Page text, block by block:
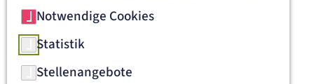
Navigationspfad
LORETTO-KRANKENHAUS FREIBURG
MEDIZINISCHES VERSORGUNGSZENTRUM AM LORETTO-KRANKENHAUS
FREIBURG
Das MVZ am Loretto-
Notwendige Cookies
Statistik
Stellenangebote